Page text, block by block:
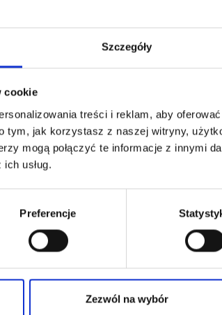
Szczegóły
cookie
treści i reklam, aby
tym, jak korzystasz z naszej witryny,
mogą połączyć te informacje z innymi
usług.
Preferencje
Zezwól na wybór
historiapojazdu.gov.pl wpisz dane:
Nr rej:
pierwszej
rejestracji:
Lokalizacja: